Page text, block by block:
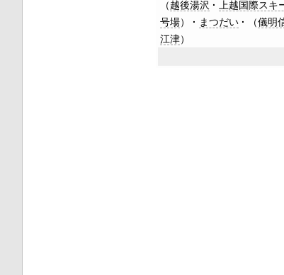
（越後湯沢 上越国際スキ
号場） まつだい （儀明
江津）